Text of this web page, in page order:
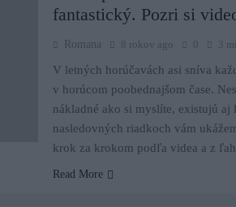
fantastický. Pozri si
Romana 8 rokov ago 0 3
V letných horúčavách asi sníva
v horúcom poobednajšom čase.
nákladné ako si myslíte, existujú aj
nasledovných riadkoch vám
krok za krokom podľa videa a z
Read More